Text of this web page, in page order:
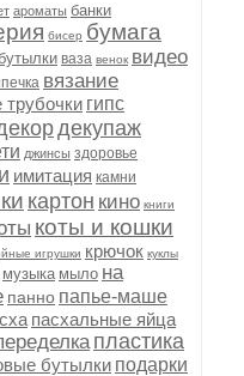
ароматы банки
бисер бумага
ваза венок видео
вязание
трубочки гипс
декупаж
джинсы здоровье
имитация камни
картон кино книги
коты и кошки
игрушки крючок куклы
музыка мыло на
панно папье-маше
пасхальные яйца
пластика
бутылки подарки